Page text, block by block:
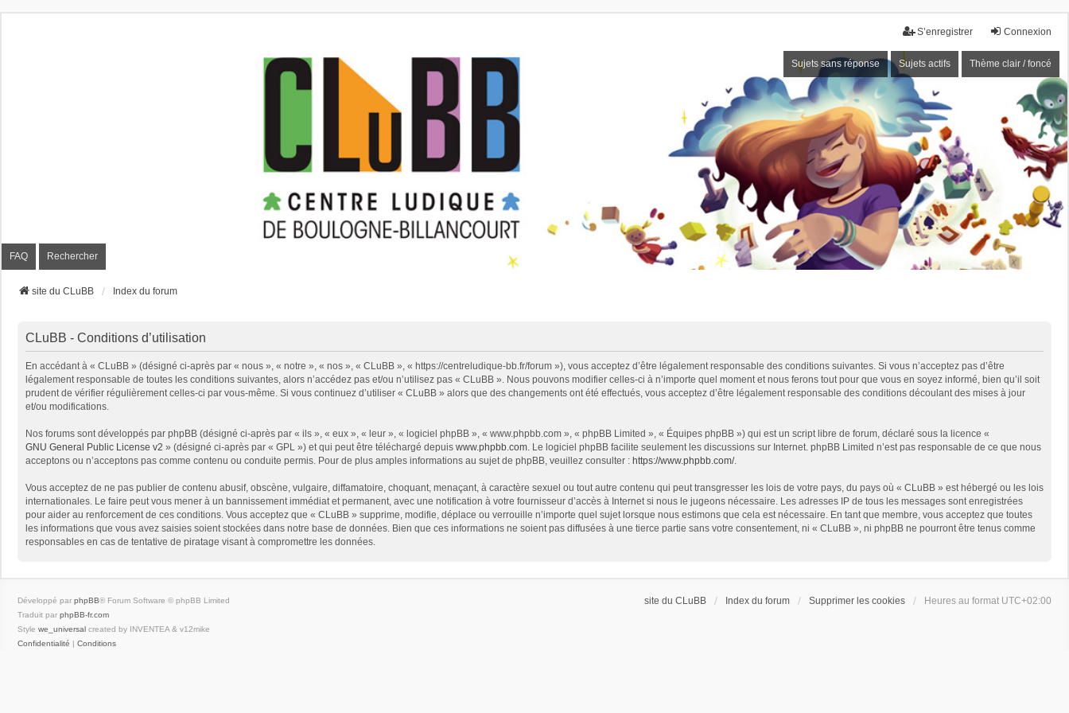
Connexion
S’enregistrer
Sujets sans réponse Sujets actifs Thème clair / foncé
FAQ Rechercher
site du CLuBB Index du forum
CLuBB - Conditions d’utilisation
En accédant à « CLuBB » (désigné ci-après par « nous », « notre », « nos », « CLuBB », « https://centreludique-bb.fr/forum »), vous acceptez d’être légalement responsable des conditions suivantes. Si vous n’acceptez pas d’être
légalement responsable de toutes les conditions suivantes, alors n’accédez pas et/ou n’utilisez pas « CLuBB ». Nous pouvons modifier celles-ci à n’importe quel moment et nous ferons tout pour que vous en soyez informé, bien qu’il soit
prudent de vérifier régulièrement celles-ci par vous-même. Si vous continuez d’utiliser « CLuBB » alors que des changements ont été effectués, vous acceptez d’être légalement responsable des conditions découlant des mises à jour
et/ou modifications.
Nos forums sont développés par phpBB (désigné ci-après par « ils », « eux », « leur », « logiciel phpBB », « www.phpbb.com », « phpBB Limited », « Équipes phpBB ») qui est un script libre de forum, déclaré sous la licence «
GNU General Public License v2 » (désigné ci-après par « GPL ») et qui peut être téléchargé depuis www.phpbb.com. Le logiciel phpBB facilite seulement les discussions sur Internet. phpBB Limited n’est pas responsable de ce que nous
acceptons ou n’acceptons pas comme contenu ou conduite permis. Pour de plus amples informations au sujet de phpBB, veuillez consulter : https://www.phpbb.com/.
Vous acceptez de ne pas publier de contenu abusif, obscène, vulgaire, diffamatoire, choquant, menaçant, à caractère sexuel ou tout autre contenu qui peut transgresser les lois de votre pays, du pays où « CLuBB » est hébergé ou les lois
internationales. Le faire peut vous mener à un bannissement immédiat et permanent, avec une notification à votre fournisseur d’accès à Internet si nous le jugeons nécessaire. Les adresses IP de tous les messages sont enregistrées
pour aider au renforcement de ces conditions. Vous acceptez que « CLuBB » supprime, modifie, déplace ou verrouille n’importe quel sujet lorsque nous estimons que cela est nécessaire. En tant que membre, vous acceptez que toutes
les informations que vous avez saisies soient stockées dans notre base de données. Bien que ces informations ne soient pas diffusées à une tierce partie sans votre consentement, ni « CLuBB », ni phpBB ne pourront être tenus comme
responsables en cas de tentative de piratage visant à compromettre les données.
site du CLuBB Index du forum Supprimer les cookies Heures au format UTC+02:00
Développé par phpBB® Forum Software © phpBB Limited
Traduit par phpBB-fr.com
Style we_universal created by INVENTEA & v12mike
Confidentialité | Conditions